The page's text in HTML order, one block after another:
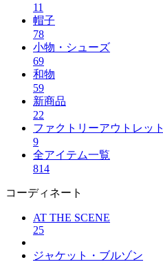
11
帽子
78
小物・シューズ
69
和物
59
新商品
22
ファクトリーアウトレット
9
全アイテム一覧
814
コーディネート
AT THE SCENE
25
ジャケット・ブルゾン